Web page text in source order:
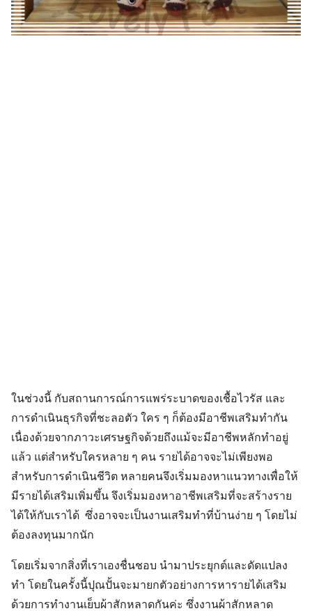
ในช่วงนี้ กับสถานการณ์การแพร่ระบาดของเชื้อไวรัส และ
การดำเนินธุรกิจที่ชะลอตัว ใคร ๆ ก็ต้องมีอาชีพเสริมทำกัน
เนื่องด้วยจากภาวะเศรษฐกิจด้วยถึงแม้จะมีอาชีพหลักทำอยู่
แล้ว แต่สำหรับใครหลาย ๆ คน รายได้อาจจะไม่เพียงพอ
สำหรับการดำเนินชีวิต หลายคนจึงเริ่มมองหาแนวทางเพื่อให้
มีรายได้เสริมเพิ่มขึ้น จึงเริ่มมองหาอาชีพเสริมที่จะสร้างราย
ได้ให้กับเราได้ ซึ่งอาจจะเป็นงานเสริมทำที่บ้านง่าย ๆ โดยไม่
ต้องลงทุนมากนัก
โดยเริ่มจากสิ่งที่เราเองชื่นชอบ นำมาประยุกต์และดัดแปลง
ทำ โดยในครั้งนี้ปุณปั้นจะมายกตัวอย่างการหารายได้เสริม
ด้วยการทำงานเย็บผ้าสักหลาดกันค่ะ ซึ่งงานผ้าสักหลาด